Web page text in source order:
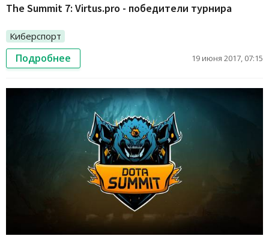
The Summit 7: Virtus.pro - победители турнира
Киберспорт
Подробнее 19 июня 2017, 07:15